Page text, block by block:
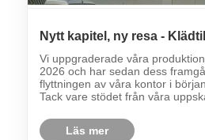
Nytt kapitel, ny resa -
dedikerad till att betjäna
Vi uppgraderade våra
2026 och har sedan dess
flyttningen av våra kontor i
Tack vare stödet från våra
som ett ledande företag inom
Läs mer